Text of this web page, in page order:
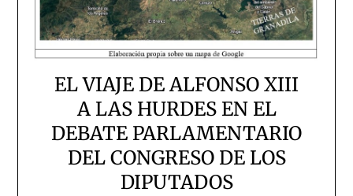
EL VIAJE DE ALFONSO XIII
A LAS HURDES EN EL
DEBATE PARLAMENTARIO
DEL CONGRESO DE LOS
DIPUTADOS